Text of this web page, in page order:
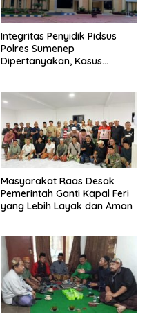
Integritas Penyidik Pidsus
Polres Sumenep
Dipertanyakan, Kasus
Kepastian
Masyarakat Raas Desak
Pemerintah Ganti Kapal Feri
yang Lebih Layak dan Aman